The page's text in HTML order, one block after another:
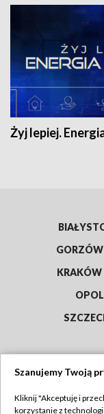
Żyj lepiej.
KRAKÓW
Szanujemy Twoją
Kliknij "Akceptuję i
korzystanie z